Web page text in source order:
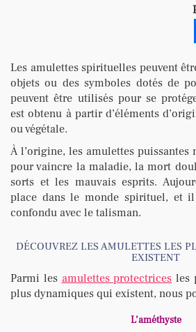
Les amulettes spirituelles peuvent
objets ou des symboles dotés de
peuvent être utilisés pour se
est obtenu à partir d’éléments
ou végétale.
À l’origine, les amulettes puissantes
pour vaincre la maladie, la mort
sorts et les mauvais esprits.
place dans le monde spirituel, et
confondu avec le talisman.
DÉCOUVREZ LES AMULETTES LES
EXISTENT
Parmi les amulettes protectrices les
plus dynamiques qui existent, nous
L’améthyste